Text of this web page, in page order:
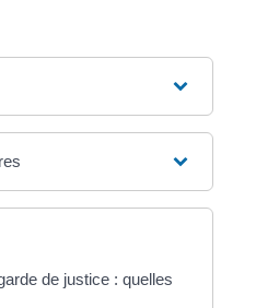
de justice : quelles